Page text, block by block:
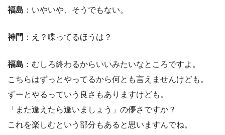
福島 ：いやいや、そうでもない。
神門 ：え？喋ってるほうは？
福島 ：むしろ終わるからいいみたいなところですよ。
こちらはずっとやってるから何とも言えませんけども。
ずーとやるっていう良さもありますけども。
「また逢えたら逢いましょう」の儚さですか？
これを楽しむという部分もあると思いますんでね。